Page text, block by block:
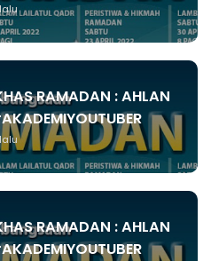
RAMADAN : AHLAN
RAMADAN : AHLAN